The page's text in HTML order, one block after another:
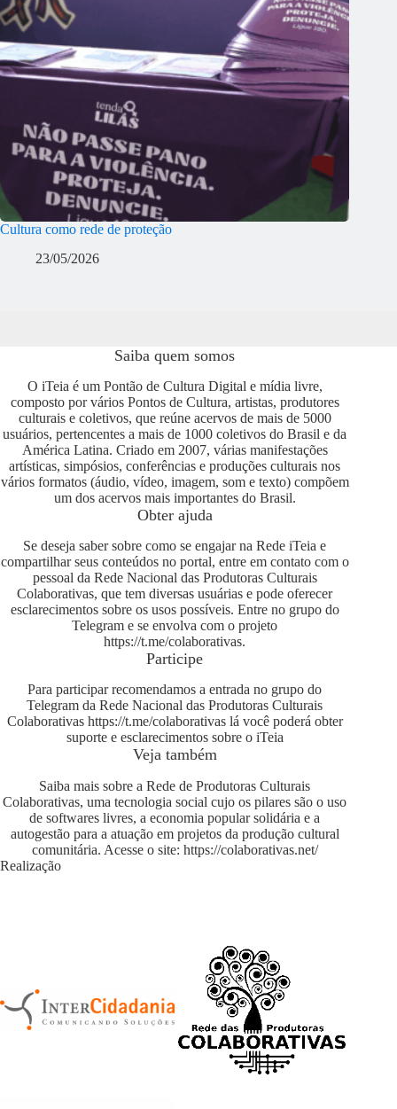
Cultura como rede de proteção
23/05/2026
Saiba quem somos
O iTeia é um Pontão de Cultura Digital e mídia livre,
composto por vários Pontos de Cultura, artistas, produtores
culturais e coletivos, que reúne acervos de mais de 5000
usuários, pertencentes a mais de 1000 coletivos do Brasil e da
América Latina. Criado em 2007, várias manifestações
artísticas, simpósios, conferências e produções culturais nos
vários formatos (áudio, vídeo, imagem, som e texto) compõem
um dos acervos mais importantes do Brasil.
Obter ajuda
Se deseja saber sobre como se engajar na Rede iTeia e
compartilhar seus conteúdos no portal, entre em contato com o
pessoal da Rede Nacional das Produtoras Culturais
Colaborativas, que tem diversas usuárias e pode oferecer
esclarecimentos sobre os usos possíveis. Entre no grupo do
Telegram e se envolva com o projeto
https://t.me/colaborativas.
Participe
Para participar recomendamos a entrada no grupo do
Telegram da Rede Nacional das Produtoras Culturais
Colaborativas https://t.me/colaborativaslá você poderá obter
suporte e esclarecimentos sobre o iTeia
Veja também
Saiba mais sobre a Rede de Produtoras Culturais
Colaborativas, uma tecnologia social cujo os pilares são o uso
de softwares livres, a economia popular solidária e a
autogestão para a atuação em projetos da produção cultural
comunitária. Acesse o site: https://colaborativas.net/
Realização